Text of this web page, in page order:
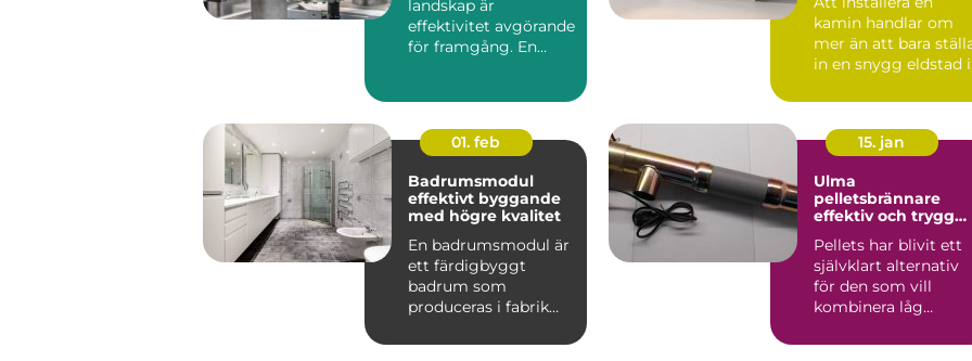
landskap är
effektivitet avgörande
för framgång. En
kamin handlar om
mer än att bara
in en snygg eldstad i
vä...
01. feb
Badrumsmodul
effektivt byggande
med högre kvalitet
En badrumsmodul är
ett färdigbyggt
badrum som
produceras i fabrik
komplett till byggar...
15. jan
Ulma
pelletsbrännare
effektiv och trygg
Pellets har blivit ett
självklart alternativ
för den som vill
kombinera låg
d med ...